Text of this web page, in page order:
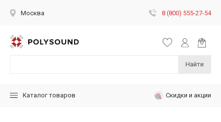
Москва 8 (800) 555-27-54
Найти
Каталог товаров Скидки и акции